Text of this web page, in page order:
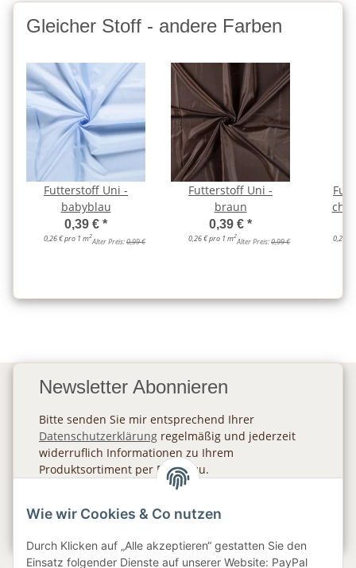
Gleicher Stoff - andere Farben
Futterstoff Uni -
babyblau
0,39 € *
0,26 € pro 1 m2
Alter Preis:0,99 €
Futterstoff Uni -
braun
0,39 € *
0,26 € pro 1 m2
Alter Preis:0,99 € 0,26 €
Newsletter Abonnieren
Bitte senden Sie mir entsprechend Ihrer
Datenschutzerklärung regelmäßig und jederzeit
widerruflich Informationen zu Ihrem
Produktsortiment per E-Mail zu.
Wie wir Cookies & Co nutzen
Durch Klicken auf „Alle akzeptieren“ gestatten Sie den
Einsatz folgender Dienste auf unserer Website: PayPal